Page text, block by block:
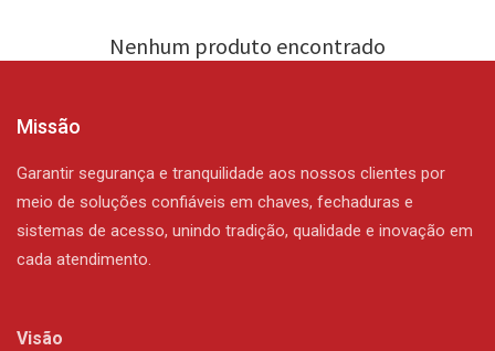
Nenhum produto encontrado
Missão
Garantir segurança e tranquilidade aos nossos clientes por
meio de soluções confiáveis em chaves, fechaduras e
sistemas de acesso, unindo tradição, qualidade e inovação em
cada atendimento.
Visão